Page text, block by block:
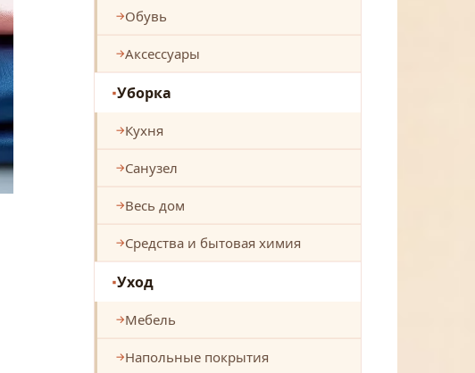
Обувь
Аксессуары
Уборка
Кухня
Санузел
Весь дом
Средства и бытовая химия
Уход
Мебель
Напольные покрытия